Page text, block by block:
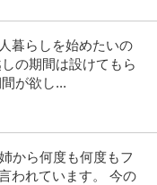
ト/月給24.3万円～/土日祝
提供：株式会社TechRoad
／CRC職）
】メディカル＞医薬品メー
暮らしを始めたいの
の期間は設けてもら
が欲し...
から何度も何度もフ
われています。 今の